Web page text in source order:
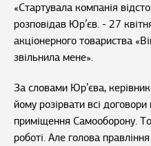
«Стартувала компанія
розповідав Юр’єв. - 27
акціонерного товариства
звільнила мене».
За словами Юр’єва,
йому розірвати всі договори
приміщення Самооборону.
роботі. Але голова